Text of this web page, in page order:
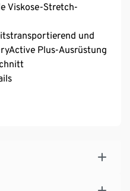
Viskose-Stretch-
und
Plus-Ausrüstung